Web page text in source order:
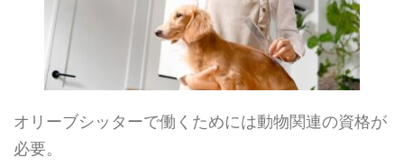
オリーブシッターで働くためには動物関連の資格が
必要。